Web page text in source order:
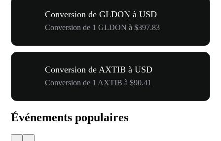
Conversion de GLDON à USD
Conversion de 1 GLDON à $397.83
Conversion de AXTIB à USD
Conversion de 1 AXTIB à $90.41
Événements populaires